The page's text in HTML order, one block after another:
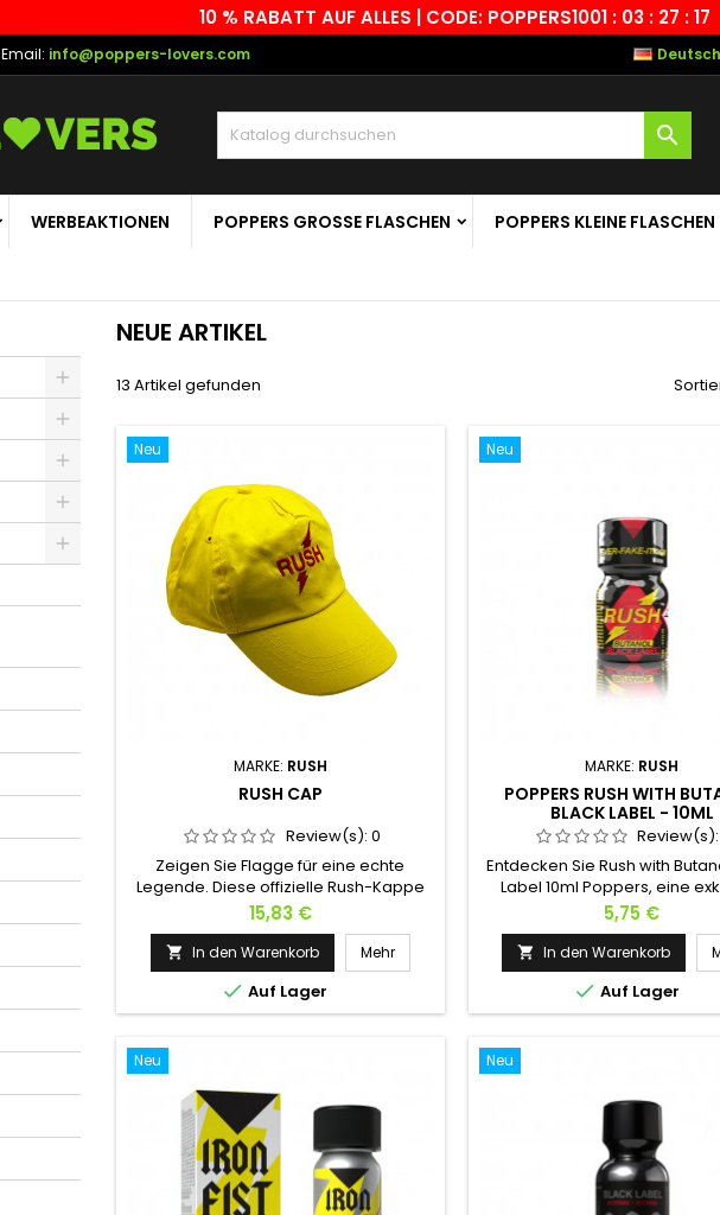
10 % RABATT AUF ALLES | CODE: POPPERS1001 : 03 : 27 : 16
Email: info@poppers-lovers.com Deutsch

WERBEAKTIONEN POPPERS GROSSE FLASCHEN POPPERS KLEINE FLASCHEN
NEUE ARTIKEL
13 Artikel gefunden
Neu
MARKE: RUSH
RUSH CAP
Review(s): 0
Zeigen Sie Flagge für eine echte
Legende. Diese offizielle Rush-Kappe
ist der perfekte Weg, um Ihre Treue zu
der weltweit berühmtesten Poppers-
Marke zu zeigen. Mit ihrem klaren
Design, das das ikonische Gelb und
das elektrisierende rote Logo der
Originalflasche detailgetreu aufgreift,
nicht unbemerkt. Ein perfektes...
Preis
15,83 €
 In den Warenkorb Mehr
 Auf Lager
Neu
MARKE: RUSH
POPPERS RUSH WITH
BLACK LABEL - 10ML
Entdecken Sie Rush with
Label 10ml Poppers, eine
Formel aus Pentylnitrit und
die den legendären Vibe
Jahre wieder aufleben lässt.
Ihre Nächte aufzupeppen:
kraftvolle Poppers sorgt für
sofortigen Rush,
Preis
5,75 €
 In den Warenkorb
 Auf Lager
Neu Neu